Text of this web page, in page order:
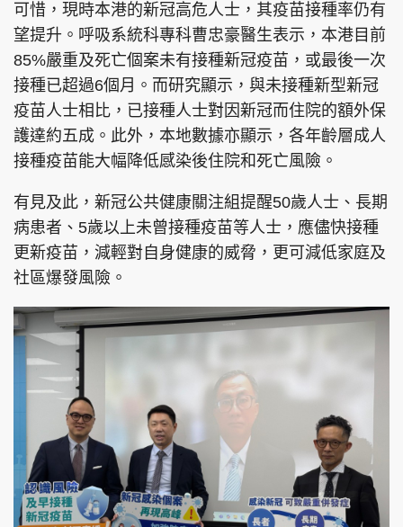
可惜，現時本港的新冠高危人士，其疫苗接種率仍有
望提升。呼吸系統科專科曹忠豪醫生表示，本港目前
85%嚴重及死亡個案未有接種新冠疫苗，或最後一次
接種已超過6個月。而研究顯示，與未接種新型新冠
疫苗人士相比，已接種人士對因新冠而住院的額外保
護達約五成。此外，本地數據亦顯示，各年齡層成人
接種疫苗能大幅降低感染後住院和死亡風險。
有見及此，新冠公共健康關注組提醒50歲人士、長期
病患者、5歲以上未曾接種疫苗等人士，應儘快接種
更新疫苗，減輕對自身健康的威脅，更可減低家庭及
社區爆發風險。